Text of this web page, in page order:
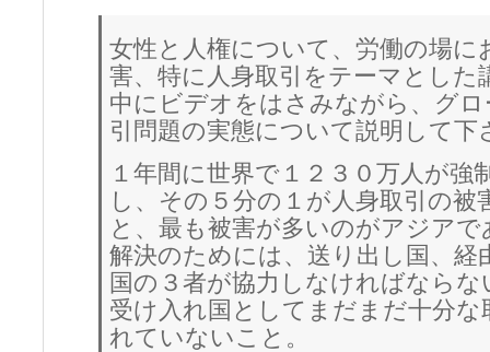
女性と人権について、労働の場に
害、特に人身取引をテーマとした
中にビデオをはさみながら、グ
引問題の実態について説明して下
１年間に世界で１２３０万人が強
し、その５分の１が人身取引の被
と、最も被害が多いのがアジア
解決のためには、送り出し国、経
国の３者が協力しなければなら
受け入れ国としてまだまだ十分
れていないこと。